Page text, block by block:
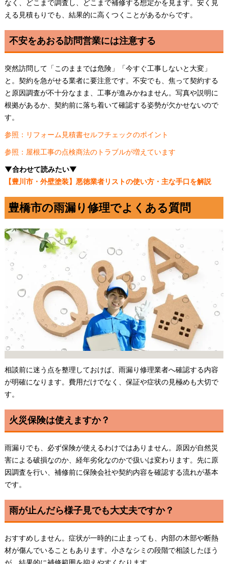
なく、どこまで調査し、どこまで補修する想定かを見ます。安く見
える見積もりでも、結果的に高くつくことがあるからです。
不安をあおる訪問営業には注意する
突然訪問して「このままでは危険」「今すぐ工事しないと大変」
と。契約を急がせる業者に要注意です。不安でも、焦って契約する
と原因調査が不十分なまま、工事が進みかねません。写真や説明に
根拠があるか、契約前に落ち着いて確認する姿勢が欠かせないので
す。
参照：リフォーム見積書セルフチェックのポイント
参照：屋根工事の点検商法のトラブルが増えています
▼合わせて読みたい▼
【豊川市・外壁塗装】悪徳業者リストの使い方・主な手口を解説
豊橋市の雨漏り修理でよくある質問
相談前に迷う点を整理しておけば、雨漏り修理業者へ確認する内容
が明確になります。費用だけでなく、保証や症状の見極めも大切で
す。
火災保険は使えますか？
雨漏りでも、必ず保険が使えるわけではありません。原因が自然災
害による破損なのか、経年劣化なのかで扱いは変わります。先に原
因調査を行い、補修前に保険会社や契約内容を確認する流れが基本
です。
雨が止んだら様子見でも大丈夫ですか？
おすすめしません。症状が一時的に止まっても、内部の木部や断熱
材が傷んでいることもあります。小さなシミの段階で相談したほう
が、結果的に補修範囲を抑えやすくなります。